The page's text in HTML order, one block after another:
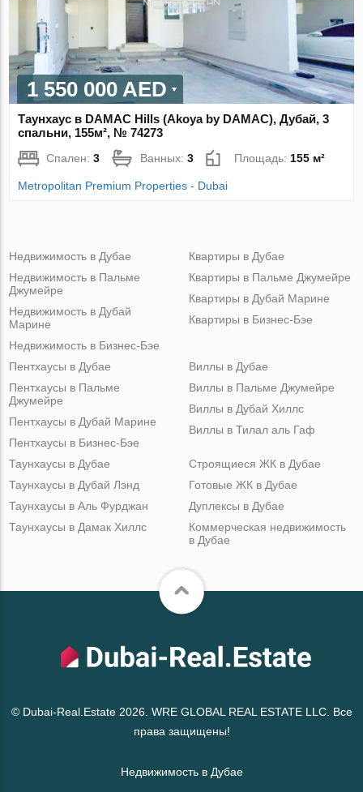
1 550 000 AED
Таунхаус в DAMAC Hills (Akoya by DAMAC), Дубай, 3
спальни, 155м², № 74273
Спален:3 Ванных:3 Площадь: 155 м²
Metropolitan Premium Properties - Dubai
Недвижимость в Дубае
Недвижимость в Пальме
Джумейре
Недвижимость в Дубай
Марине
Недвижимость в Бизнес-Бэе
Квартиры в Дубае
Квартиры в Пальме Джумейре
Квартиры в Дубай Марине
Квартиры в Бизнес-Бэе
Пентхаусы в Дубае
Пентхаусы в Пальме
Джумейре
Пентхаусы в Дубай Марине
Пентхаусы в Бизнес-Бэе
Виллы в Дубае
Виллы в Пальме Джумейре
Виллы в Дубай Хиллс
Виллы в Тилал аль Гаф
Таунхаусы в Дубае
Таунхаусы в Дубай Лэнд
Таунхаусы в Аль Фурджан
Таунхаусы в Дамак Хиллс
Строящиеся ЖК в Дубае
Готовые ЖК в Дубае
Дуплексы в Дубае
Коммерческая недвижимость
в Дубае
© Dubai-Real.Estate 2026. WRE GLOBAL REAL ESTATE LLC. Все
права защищены!
Недвижимость в Дубае